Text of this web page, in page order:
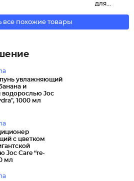
для...
все похожие товары
увлажняющий
и
водорослью Joc
1000 мл
с цветком
Joc Care “re-
мл